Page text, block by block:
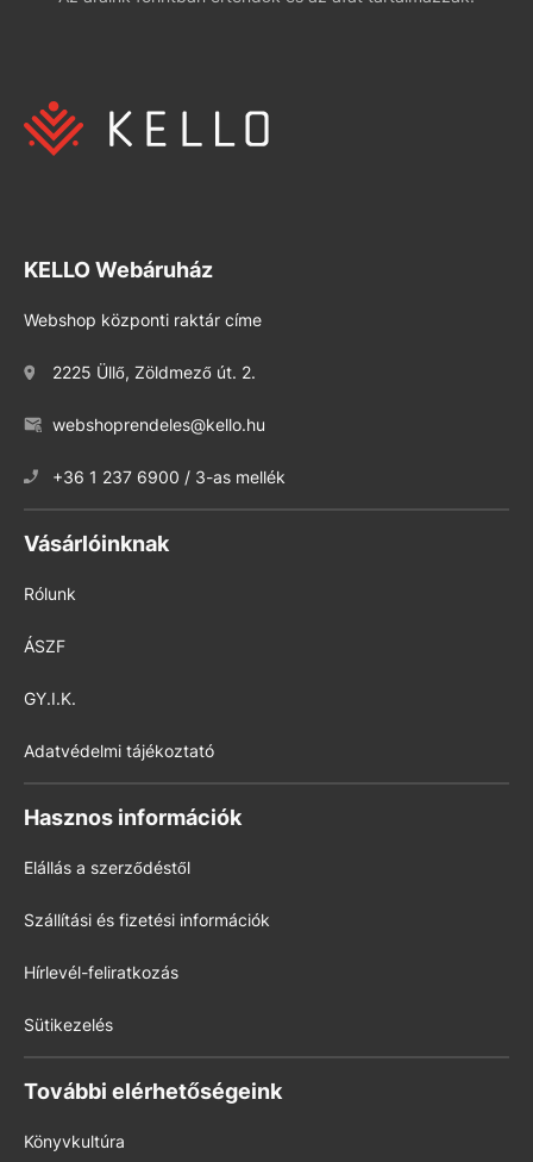
KELLO Webáruház
Webshop központi raktár címe
2225 Üllő, Zöldmező út. 2.
webshoprendeles@kello.hu
+36 1 237 6900 / 3-as mellék
Vásárlóinknak
Rólunk
ÁSZF
GY.I.K.
Adatvédelmi tájékoztató
Hasznos információk
Elállás a szerződéstől
Szállítási és fizetési információk
Hírlevél-feliratkozás
Sütikezelés
További elérhetőségeink
Könyvkultúra